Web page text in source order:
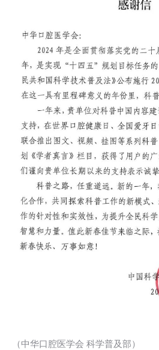
（中华口腔医学会 科学普及部）